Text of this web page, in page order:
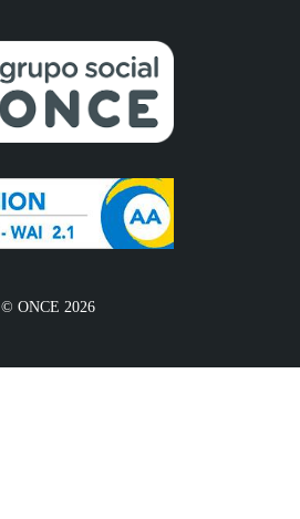
© ONCE 2026